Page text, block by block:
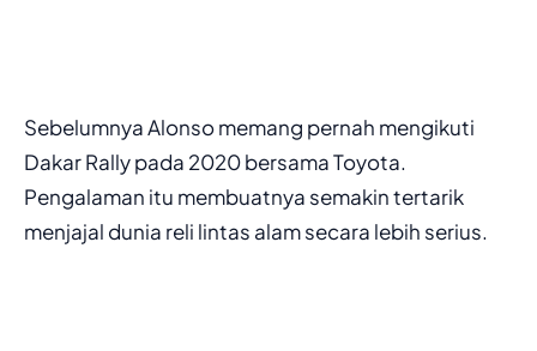
Sebelumnya Alonso memang pernah mengikuti
Dakar Rally pada 2020 bersama Toyota.
Pengalaman itu membuatnya semakin tertarik
menjajal dunia reli lintas alam secara lebih serius.